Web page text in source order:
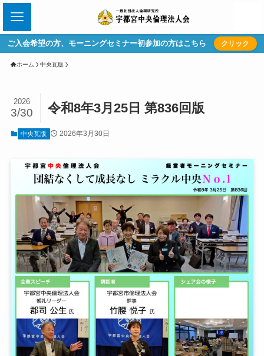
ご入会希望の方、モーニングセミナー初参加の方はこちら クリック
ホーム 中央瓦版
令和8年3月25日 第836回版
2026
3/30
中央瓦版 2026年3月30日